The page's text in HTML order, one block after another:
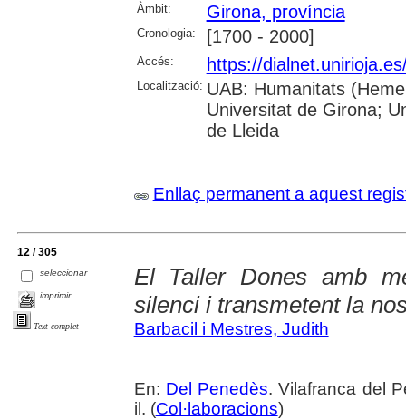
Àmbit:
Girona, província
Cronologia: [1700 - 2000]
Accés: https://
Localització: UAB: Humanitats
Universitat de Girona;
de Lleida
Enllaç permanent a aquest
12 / 305
seleccionar
imprimir
Text complet
El Taller Dones amb
silenci i transmetent la
Barbacil i Mestres, Judith
En: Del Penedès. Vilafranca del
il. (Col·laboracions)